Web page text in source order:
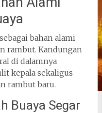
bahan alami
rambut. Kandungan
di dalamnya
kepala sekaligus
rambut baru.
Buaya Segar